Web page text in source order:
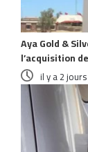
Aya Gold &
l’acquisition
il y a 2 jours